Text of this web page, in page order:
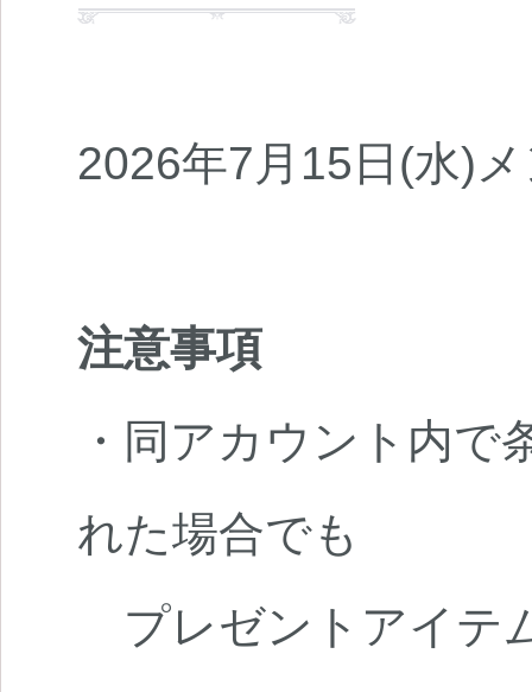
2026年7月15日(水)
注意事項
・同アカウント内
れた場合でも
プレゼントアイテ